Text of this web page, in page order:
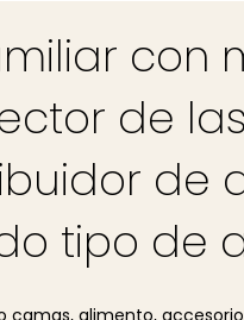
con
de
de
tipo de
alimento,